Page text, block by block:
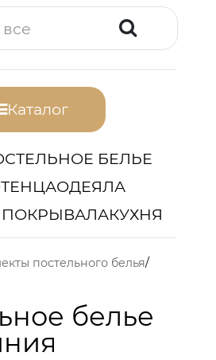
Каталог
БЕЛЬЕ
ОДЕЯЛА
ПОКРЫВАЛАКУХНЯ
постельного белья
белье